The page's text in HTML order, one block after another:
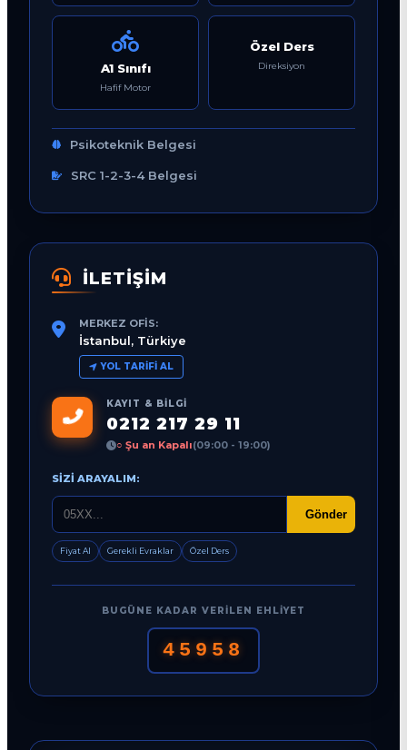
A1 Sınıfı
Hafif Motor
Özel Ders
Direksiyon
Psikoteknik Belgesi
SRC 1-2-3-4 Belgesi
İLETİŞİM
MERKEZ OFIS:
İstanbul, Türkiye
YOL TARIFI AL
KAYIT & BILGI
0212 217 29 11
○ Şu an Kapalı(09:00 - 19:00)
SIZI ARAYALIM:
Gönder
Fiyat Al Gerekli Evraklar Özel Ders
BUGÜNE KADAR VERILEN EHLIYET
45958